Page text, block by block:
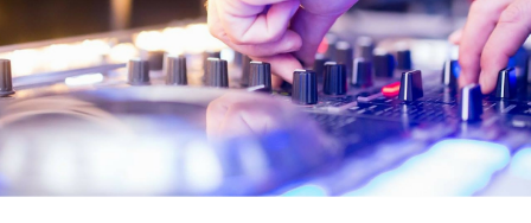
DJ SASH
מוזיקה
שירים לכניסה לחופה
שירים לשבירת כוס